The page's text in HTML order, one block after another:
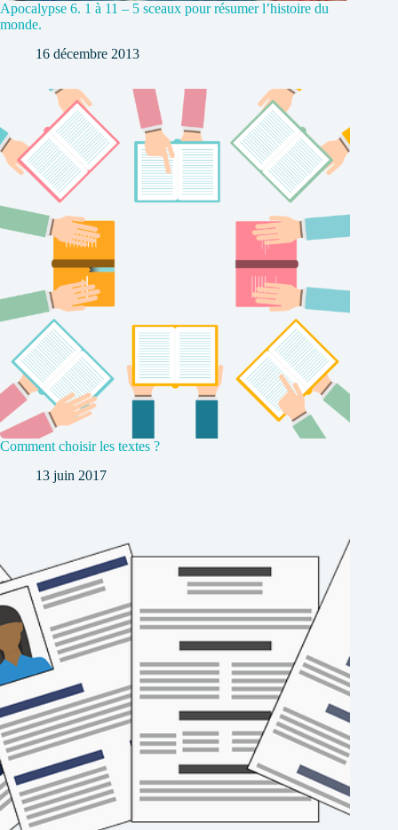
Apocalypse 6. 1 à 11 – 5 sceaux pour résumer l’histoire du
monde.
16 décembre 2013
Comment choisir les textes ?
13 juin 2017